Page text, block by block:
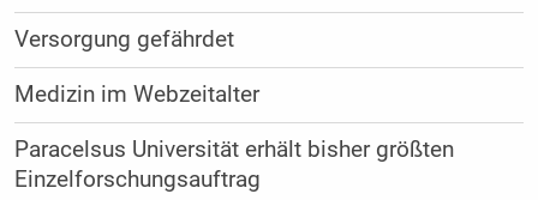
Versorgung gefährdet
Medizin im Webzeitalter
Paracelsus Universität erhält bisher größten
Einzelforschungsauftrag